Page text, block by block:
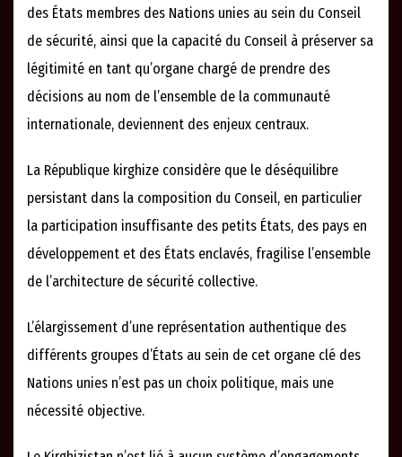
des États membres des Nations unies au sein du Conseil
de sécurité, ainsi que la capacité du Conseil à préserver sa
légitimité en tant qu’organe chargé de prendre des
décisions au nom de l’ensemble de la communauté
internationale, deviennent des enjeux centraux.
La République kirghize considère que le déséquilibre
persistant dans la composition du Conseil, en particulier
la participation insuffisante des petits États, des pays en
développement et des États enclavés, fragilise l’ensemble
de l’architecture de sécurité collective.
L’élargissement d’une représentation authentique des
différents groupes d’États au sein de cet organe clé des
Nations unies n’est pas un choix politique, mais une
nécessité objective.